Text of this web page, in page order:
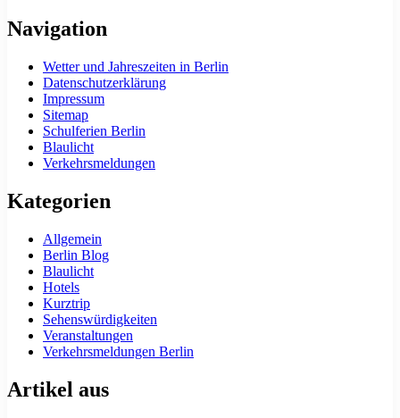
Navigation
Wetter und Jahreszeiten in Berlin
Datenschutzerklärung
Impressum
Sitemap
Schulferien Berlin
Blaulicht
Verkehrsmeldungen
Kategorien
Allgemein
Berlin Blog
Blaulicht
Hotels
Kurztrip
Sehenswürdigkeiten
Veranstaltungen
Verkehrsmeldungen Berlin
Artikel aus